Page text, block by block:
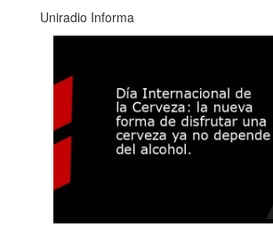
Uniradio Informa